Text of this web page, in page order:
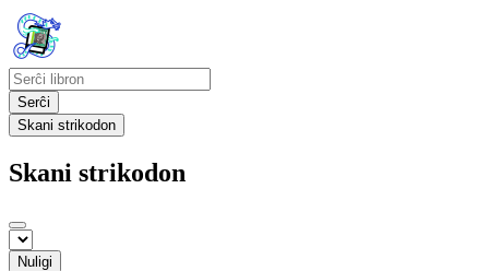
Serĉi
Skani strikodon
Skani strikodon
Nuligi